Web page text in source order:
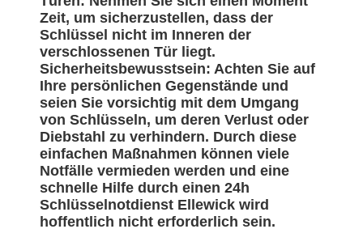
Zeit, um sicherzustellen, dass der
Schlüssel nicht im Inneren der
verschlossenen Tür liegt.
Sicherheitsbewusstsein: Achten Sie auf
Ihre persönlichen Gegenstände und
seien Sie vorsichtig mit dem Umgang
von Schlüsseln, um deren Verlust oder
Diebstahl zu verhindern. Durch diese
einfachen Maßnahmen können viele
Notfälle vermieden werden und eine
schnelle Hilfe durch einen 24h
Schlüsselnotdienst Ellewick wird
hoffentlich nicht erforderlich sein.